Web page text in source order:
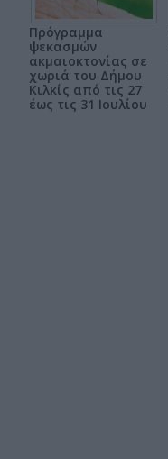
Πρόγραμμα
ψεκασμών
ακμαιοκτονίας σε
χωριά του Δήμου
Κιλκίς από τις 27
έως τις 31 Ιουλίου